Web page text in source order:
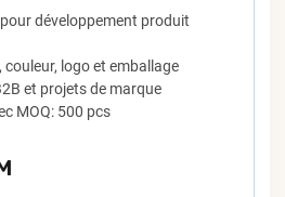
développement produit
logo et emballage
et projets de marque
MOQ: 500 pcs